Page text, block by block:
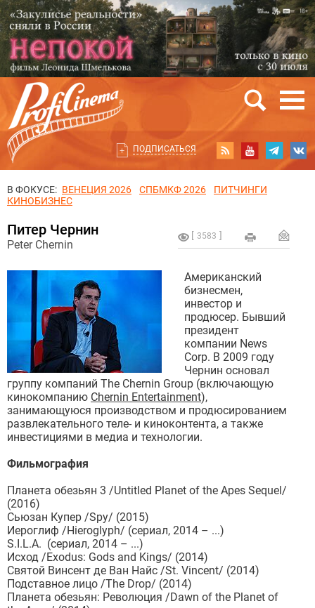
ПОДПИСАТЬСЯ
В ФОКУСЕ: ВЕНЕЦИЯ 2026 СПБМКФ 2026
ПИТЧИНГИ
КИНОБИЗНЕС
3583
Питер Чернин
Peter Chernin
Американский
бизнесмен,
инвестор и
продюсер. Бывший
президент
компании News
Corp. В 2009 году
Чернин основал
группу компаний The Chernin Group (включающую
кинокомпанию Chernin Entertainment),
занимающуюся производством и продюсированием
развлекательного теле- и киноконтента, а также
инвестициями в медиа и технологии.
Фильмография
Планета обезьян 3 /Untitled Planet of the Apes Sequel/
(2016)
Сьюзан Купер /Spy/ (2015)
Иероглиф /Hieroglyph/ (сериал, 2014 – ...)
S.I.L.A. (сериал, 2014 – ...)
Исход /Exodus: Gods and Kings/ (2014)
Святой Винсент де Ван Найс /St. Vincent/ (2014)
Подставное лицо /The Drop/ (2014)
Планета обезьян: Революция /Dawn of the Planet of